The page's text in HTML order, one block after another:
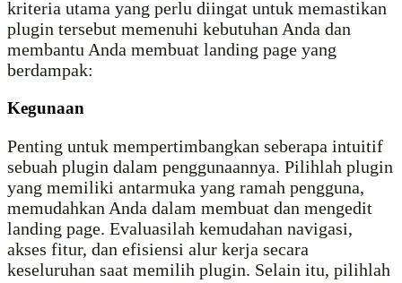
kriteria utama yang perlu diingat untuk memastikan
plugin tersebut memenuhi kebutuhan Anda dan
membantu Anda membuat landing page yang
berdampak:
Kegunaan
Penting untuk mempertimbangkan seberapa intuitif
sebuah plugin dalam penggunaannya. Pilihlah plugin
yang memiliki antarmuka yang ramah pengguna,
memudahkan Anda dalam membuat dan mengedit
landing page. Evaluasilah kemudahan navigasi,
akses fitur, dan efisiensi alur kerja secara
keseluruhan saat memilih plugin. Selain itu, pilihlah